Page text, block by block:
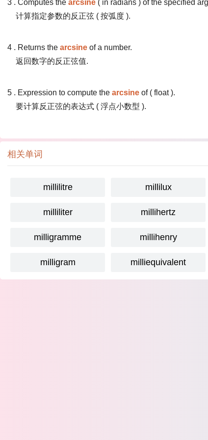
3 . Computes the arcsine ( in radians ) of the specified
计算指定参数的反正弦 ( 按弧度 ).
4 . Returns the arcsine of a number.
返回数字的反正弦值.
5 . Expression to compute the arcsine of ( float ).
要计算反正弦的表达式 ( 浮点小数型 ).
相关单词
millilitre millilux
milliliter millihertz
milligramme millihenry
milligram milliequivalent